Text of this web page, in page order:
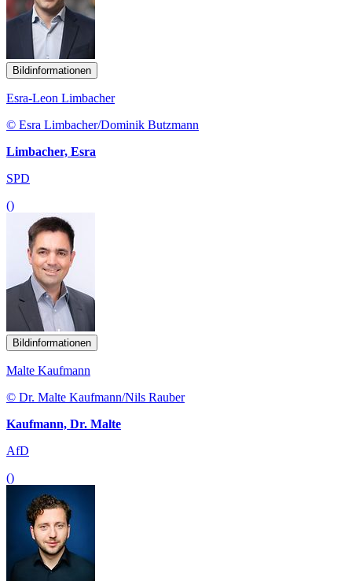
Bildinformationen
Esra-Leon Limbacher
© Esra Limbacher/Dominik Butzmann
Limbacher, Esra
SPD
()
Bildinformationen
Malte Kaufmann
© Dr. Malte Kaufmann/Nils Rauber
Kaufmann, Dr. Malte
AfD
()